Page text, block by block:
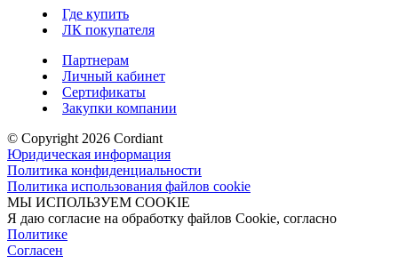
Где купить
ЛК покупателя
Партнерам
Личный кабинет
Сертификаты
Закупки компании
© Copyright 2026 Cordiant
Юридическая информация
Политика конфиденциальности
Политика использования файлов cookie
МЫ ИСПОЛЬЗУЕМ COOKIE
Я даю согласие на обработку файлов Cookie, согласно
Политике
Согласен